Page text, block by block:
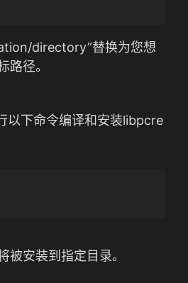
directory”替换为您想
路径。
以下命令编译和安装libpcre
被安装到指定目录。